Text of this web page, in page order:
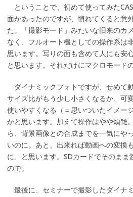
ということで、初めて使ってみた
面があったのですが、慣れてくると意
た。「撮影モード」みたいな旧来のカ
なく、フルオート機としての操作系は
思います。写りの面も含めて人にも安
と思います。それだけにマクロモード
ダイナミックフォトですが、せめて
サイズ比がもう少し小さくなるか、可
使いやすくなる（＝思いついたイメー
かと思います。加えて操作はやや煩雑
ら、背景画像との合成までを一気にや
いのに。あと、出来れば動画への変換
に、と思います。SDカードでそのまま
ので。
最後に、セミナーで撮影したダイナ